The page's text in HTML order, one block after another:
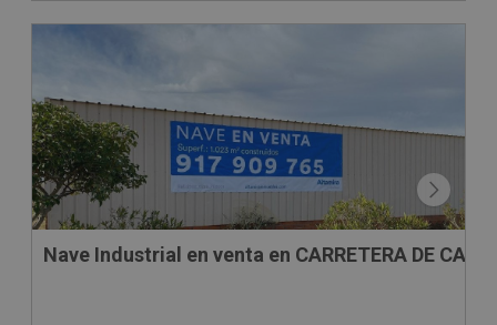
Nave Industrial en venta en CARRETERA DE